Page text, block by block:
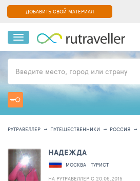
ДОБАВИТЬ СВОЙ МАТЕРИАЛ
Введите место, город или страну
РУТРАВЕЛЛЕР ПУТЕШЕСТВЕННИКИ РОССИЯ
НАДЕЖДА
МОСКВА
ТУРИСТ
НА РУТРАВЕЛЛЕР C 20.05.2015